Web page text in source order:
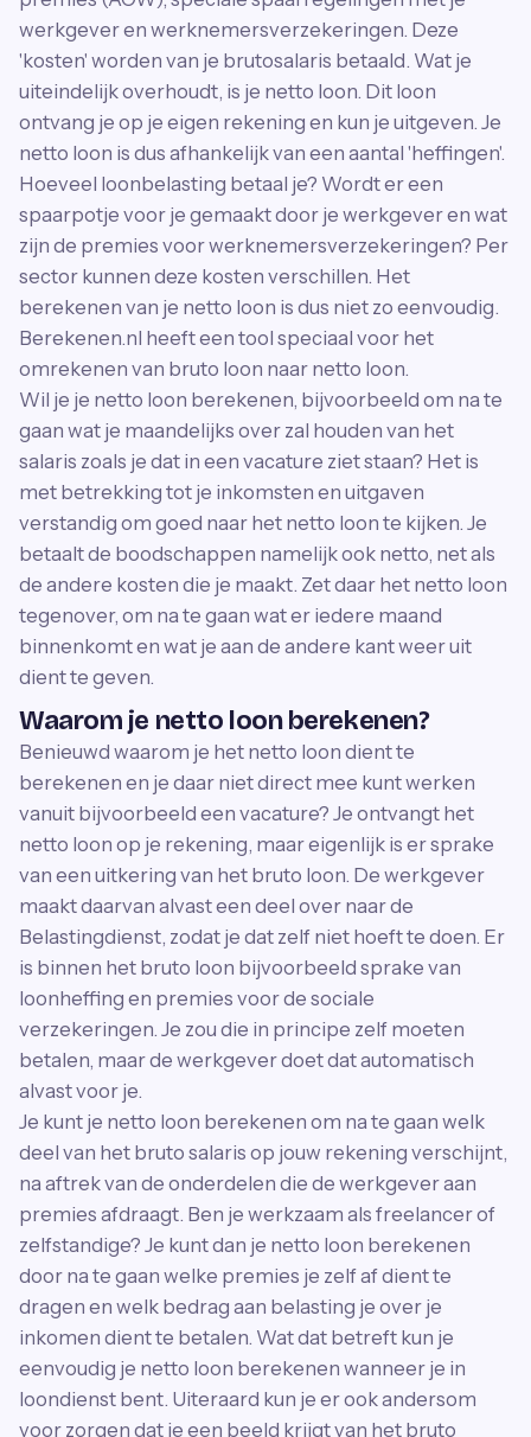
werkgever en werknemersverzekeringen. Deze
'kosten' worden van je brutosalaris betaald. Wat je
uiteindelijk overhoudt, is je netto loon. Dit loon
ontvang je op je eigen rekening en kun je uitgeven. Je
netto loon is dus afhankelijk van een aantal 'heffingen'.
Hoeveel loonbelasting betaal je? Wordt er een
spaarpotje voor je gemaakt door je werkgever en wat
zijn de premies voor werknemersverzekeringen? Per
sector kunnen deze kosten verschillen. Het
berekenen van je netto loon is dus niet zo eenvoudig.
Berekenen.nl heeft een tool speciaal voor het
omrekenen van bruto loon naar netto loon.
Wil je je netto loon berekenen, bijvoorbeeld om na te
gaan wat je maandelijks over zal houden van het
salaris zoals je dat in een vacature ziet staan? Het is
met betrekking tot je inkomsten en uitgaven
verstandig om goed naar het netto loon te kijken. Je
betaalt de boodschappen namelijk ook netto, net als
de andere kosten die je maakt. Zet daar het netto loon
tegenover, om na te gaan wat er iedere maand
binnenkomt en wat je aan de andere kant weer uit
dient te geven.
Waarom je netto loon berekenen?
Benieuwd waarom je het netto loon dient te
berekenen en je daar niet direct mee kunt werken
vanuit bijvoorbeeld een vacature? Je ontvangt het
netto loon op je rekening, maar eigenlijk is er sprake
van een uitkering van het bruto loon. De werkgever
maakt daarvan alvast een deel over naar de
Belastingdienst, zodat je dat zelf niet hoeft te doen. Er
is binnen het bruto loon bijvoorbeeld sprake van
loonheffing en premies voor de sociale
verzekeringen. Je zou die in principe zelf moeten
betalen, maar de werkgever doet dat automatisch
alvast voor je.
Je kunt je netto loon berekenen om na te gaan welk
deel van het bruto salaris op jouw rekening verschijnt,
na aftrek van de onderdelen die de werkgever aan
premies afdraagt. Ben je werkzaam als freelancer of
zelfstandige? Je kunt dan je netto loon berekenen
door na te gaan welke premies je zelf af dient te
dragen en welk bedrag aan belasting je over je
inkomen dient te betalen. Wat dat betreft kun je
eenvoudig je netto loon berekenen wanneer je in
loondienst bent. Uiteraard kun je er ook andersom
voor zorgen dat je een beeld krijgt van het bruto